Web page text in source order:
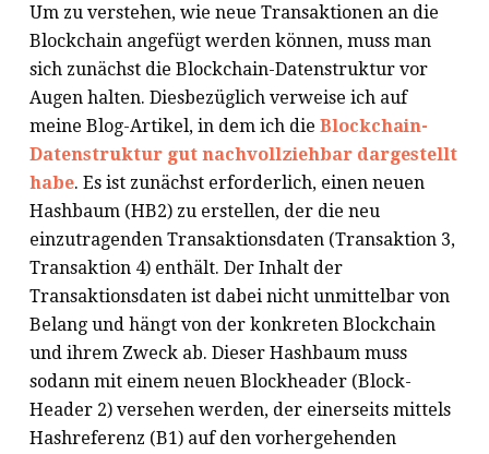
Um zu verstehen, wie neue Transaktionen an die
Blockchain angefügt werden können, muss man
sich zunächst die Blockchain-Datenstruktur vor
Augen halten. Diesbezüglich verweise ich auf
meine Blog-Artikel, in dem ich die Blockchain-
Datenstruktur gut nachvollziehbar dargestellt
habe. Es ist zunächst erforderlich, einen neuen
Hashbaum (HB2) zu erstellen, der die neu
einzutragenden Transaktionsdaten (Transaktion 3,
Transaktion 4) enthält. Der Inhalt der
Transaktionsdaten ist dabei nicht unmittelbar von
Belang und hängt von der konkreten Blockchain
und ihrem Zweck ab. Dieser Hashbaum muss
sodann mit einem neuen Blockheader (Block-
Header 2) versehen werden, der einerseits mittels
Hashreferenz (B1) auf den vorhergehenden